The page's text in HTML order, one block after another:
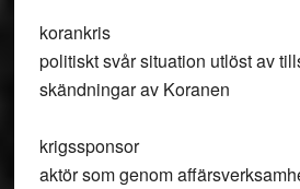
korankris
politiskt svår situation utlöst av
skändningar av Koranen
krigssponsor
aktör som genom